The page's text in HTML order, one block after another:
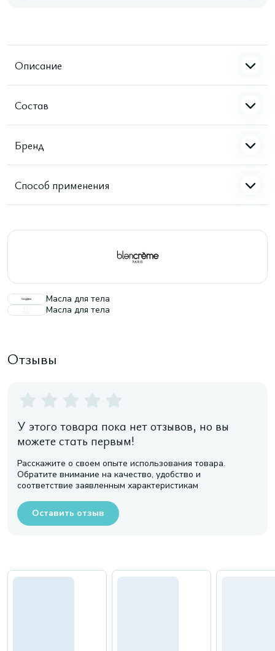
Описание
Состав
Бренд
Способ применения
Масла для тела
Масла для тела
Отзывы
У этого товара пока нет отзывов, но вы
можете стать первым!
Расскажите о своем опыте использования товара.
Обратите внимание на качество, удобство и
соответствие заявленным характеристикам
Оставить отзыв